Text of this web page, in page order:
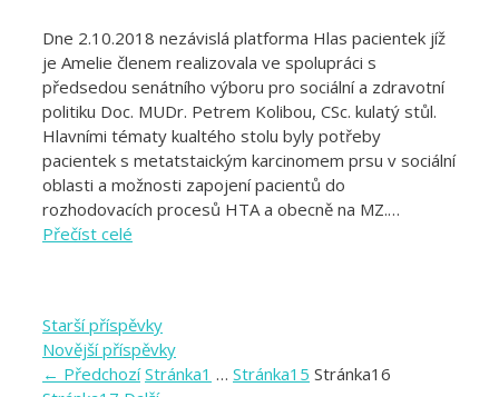
Dne 2.10.2018 nezávislá platforma Hlas pacientek jíž
je Amelie členem realizovala ve spolupráci s
předsedou senátního výboru pro sociální a zdravotní
politiku Doc. MUDr. Petrem Kolibou, CSc. kulatý stůl.
Hlavními tématy kualtého stolu byly potřeby
pacientek s metatstaickým karcinomem prsu v sociální
oblasti a možnosti zapojení pacientů do
rozhodovacích procesů HTA a obecně na MZ.…
Přečíst celé
Starší příspěvky
Novější příspěvky
← Předchozí Stránka1 … Stránka15 Stránka16